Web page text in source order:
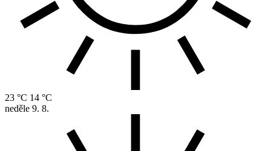
23 °C 14 °C
neděle 9. 8.